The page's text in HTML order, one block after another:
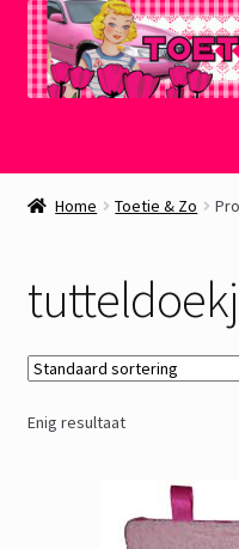
naar
de
Welkom
Gastenboek
Home Toetie & Zo
Enig resultaat